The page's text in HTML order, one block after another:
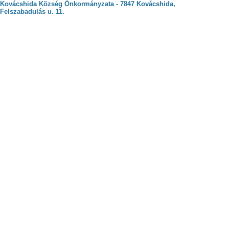
Kovácshida Község Önkormányzata - 7847 Kovácshida,
Felszabadulás u. 11.